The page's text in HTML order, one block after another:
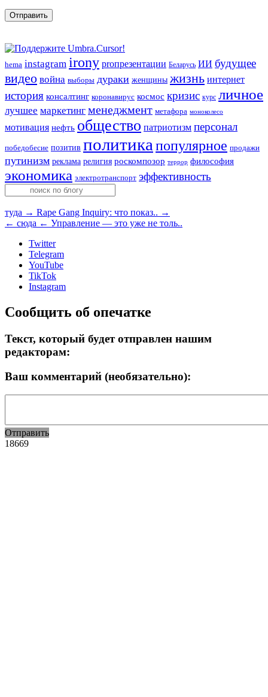
hema instagram irony proпрезентации Беларусь ИИ будущее
видео война выборы дураки женщины жизнь интернет
история консалтинг коронавирус космос кризис курс личное
лучшее маркетинг менеджмент метафора моноколесо
мотивация нефть общество патриотизм персонал
победобесие позитив политика популярное продажи
путинизм реклама религия роскомпозор террор философия
экономика электротранспорт эффективность
туда → Rape Gang Inquiry: что показ.. →
← сюда ← Управление — это уже не толь..
Twitter
Telegram
YouTube
TikTok
Instagram
Сообщить об опечатке
Текст, который будет отправлен нашим
редакторам:
Ваш комментарий (необязательно):
Отправить
18669